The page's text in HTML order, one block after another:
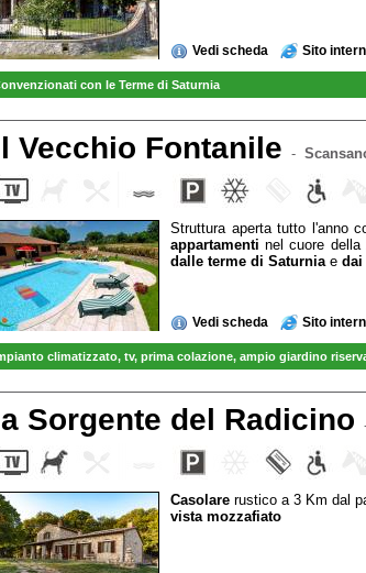
Vedi scheda Sito
con le Terme di Saturnia
Vecchio Fontanile -
Struttura aperta tutto l'anno
appartamentinel cuore della
dalle terme di Saturnia e dai
Vedi scheda Sito
climatizzato, tv, prima colazione, ampio giardino
Sorgente del Radicino
Casolare rustico a 3 Km dal
vista mozzafiato